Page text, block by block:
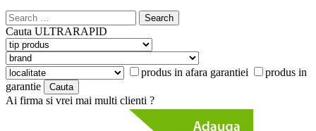
Search
for:
Cauta ULTRARAPID
produs in afara garantiei
produs in
garantie
Ai firma si vrei mai multi clienti ?